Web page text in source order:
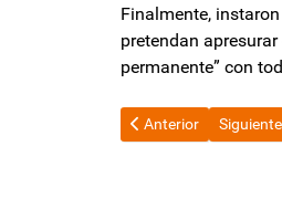
Finalmente,
pretendan
permanente” con
Artículo anterior:
Anterior Artículo
Siguiente